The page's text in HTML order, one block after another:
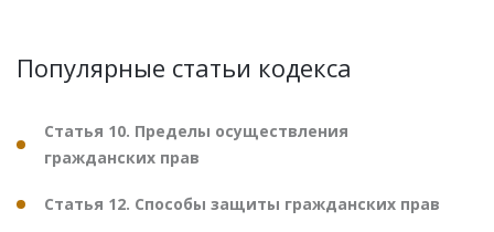
Популярные статьи кодекса
Статья 10. Пределы осуществления
гражданских прав
Статья 12. Способы защиты гражданских прав